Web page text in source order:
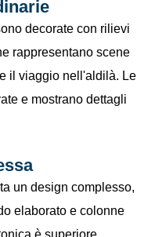
decorate con rilievi
rappresentano scene
il viaggio nell'aldilà. Le
e mostrano dettagli
un design complesso,
elaborato e colonne
è superiore